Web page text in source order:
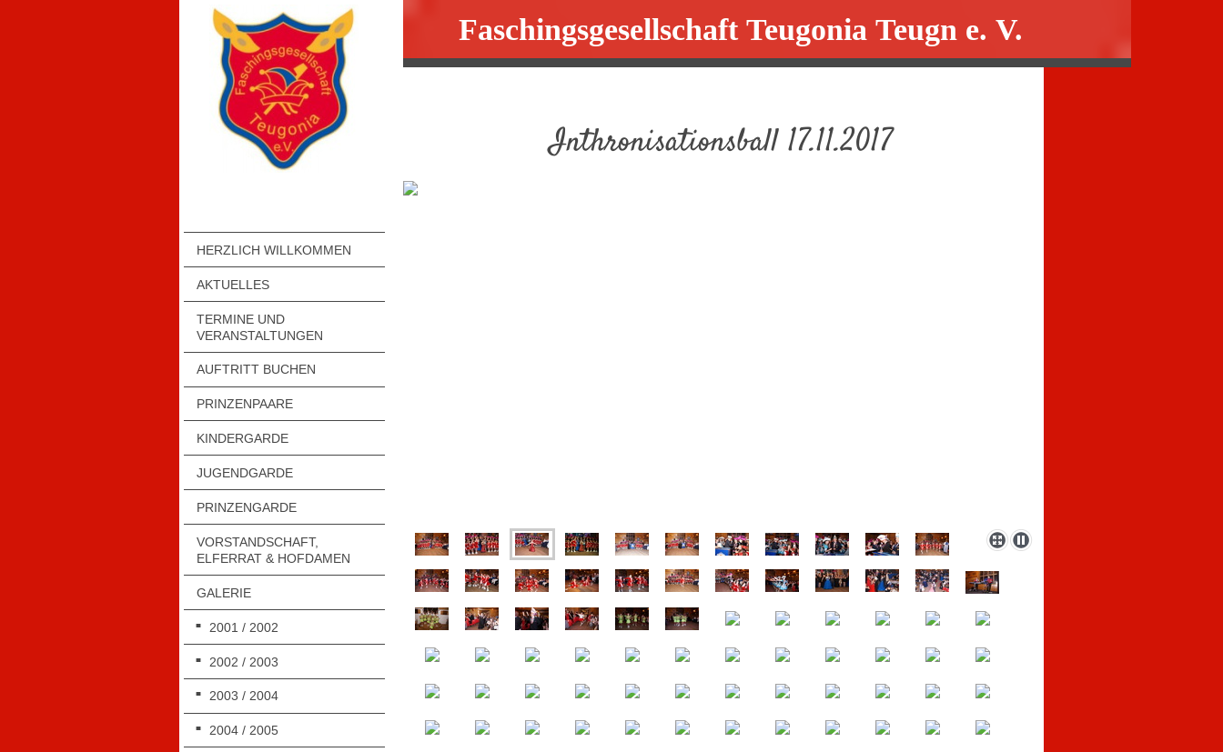
HERZLICH WILLKOMMEN
AKTUELLES
TERMINE UND
VERANSTALTUNGEN
AUFTRITT BUCHEN
PRINZENPAARE
KINDERGARDE
JUGENDGARDE
PRINZENGARDE
VORSTANDSCHAFT,
ELFERRAT & HOFDAMEN
GALERIE
2001 / 2002
2002 / 2003
2003 / 2004
2004 / 2005
Faschingsgesellschaft Teugonia Teugn e. V.
Inthronisationsball 17.11.2017